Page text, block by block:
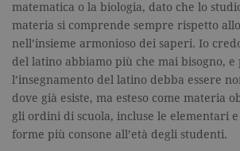
matematica o la biologia, dato che lo
materia si comprende sempre rispetto
nell’insieme armonioso dei saperi. Io
del latino abbiamo più che mai bisogno, e
l’insegnamento del latino debba essere
dove già esiste, ma esteso come materia
gli ordini di scuola, incluse le elementari
forme più consone all’età degli studenti.